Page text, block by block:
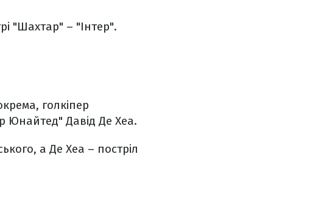
"Шахтар" – "Інтер".
голкіпер
Юнайтед" Давід Де Хеа.
а Де Хеа – постріл